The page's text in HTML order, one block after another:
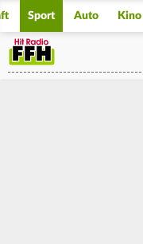
Sport Auto Kino